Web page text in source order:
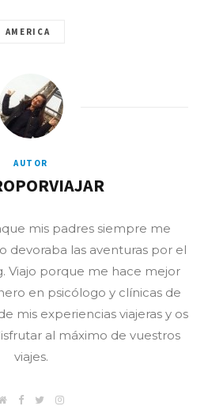
AMERICA
AUTOR
mis padres siempre me
devoraba las aventuras por el
Viajo porque me hace mejor
en psicólogo y clínicas de
mis experiencias viajeras y os
al máximo de vuestros
viajes.
W
F
I